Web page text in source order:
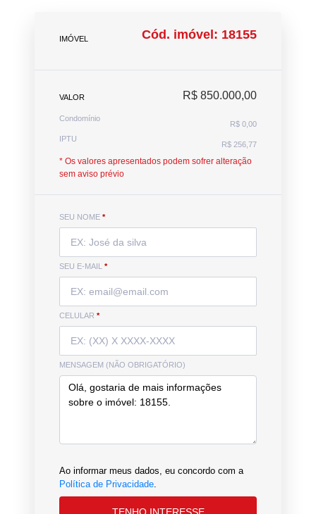
IMÓVEL Cód. imóvel: 18155
VALOR R$ 850.000,00
Condomínio
R$ 0,00
IPTU
R$ 256,77
* Os valores apresentados podem sofrer alteração
sem aviso prévio
SEU NOME *
SEU E-MAIL *
CELULAR *
MENSAGEM (NÃO OBRIGATÓRIO)
Ao informar meus dados, eu concordo com a
Política de Privacidade.
TENHO INTERESSE